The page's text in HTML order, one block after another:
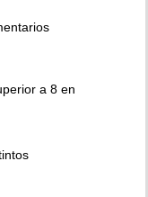
a 8 en